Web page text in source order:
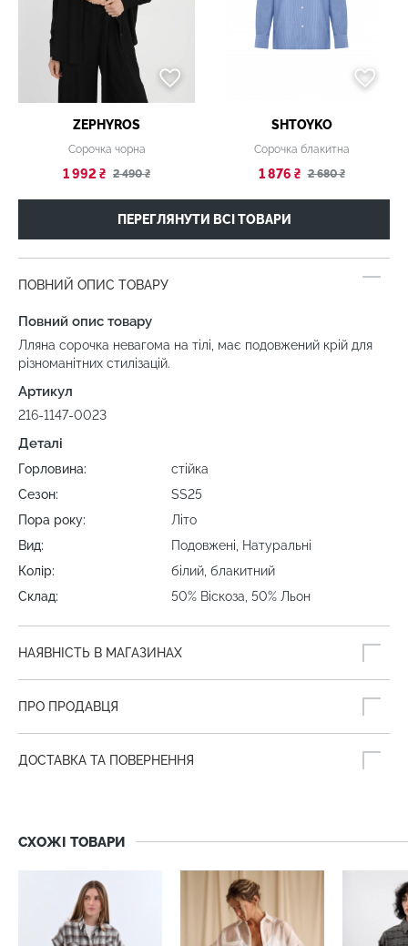
ZEPHYROS
Сорочка чорна
1 992 ₴ 2 490 ₴
SHTOYKO
Сорочка блакитна
1 876 ₴ 2 680 ₴
ПЕРЕГЛЯНУТИ ВСІ ТОВАРИ
ПОВНИЙ ОПИС ТОВАРУ
Повний опис товару
Лляна сорочка невагома на тілі, має подовжений крій для
різноманітних стилізацій.
Артикул
216-1147-0023
Деталі
Горловина:
стійка
Сезон:
SS25
Пора року:
Літо
Вид:
Подовжені, Натуральні
Колір:
білий, блакитний
Склад:
50% Віскоза, 50% Льон
НАЯВНІСТЬ В МАГАЗИНАХ
ПРО ПРОДАВЦЯ
ДОСТАВКА ТА ПОВЕРНЕННЯ
СХОЖІ ТОВАРИ